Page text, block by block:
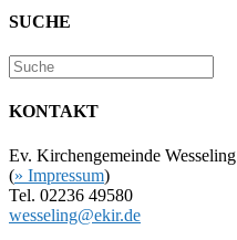
SUCHE
KONTAKT
Ev. Kirchengemeinde Wesseling
(» Impressum)
Tel. 02236 49580
wesseling@ekir.de